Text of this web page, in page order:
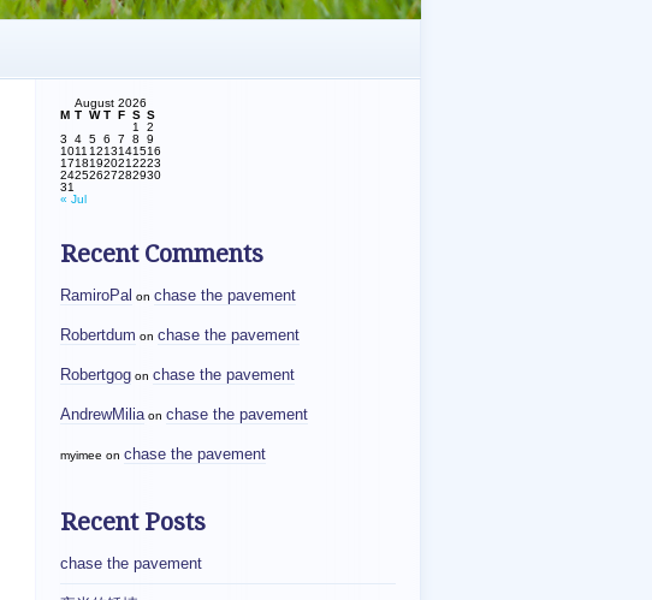
August 2026
M T W T F S S
1
2
3
4 5 6 7 8
9
1011 1213141516
17181920212223
24252627282930
31
« Jul
Recent Comments
RamiroPal on chase the pavement
Robertdum on chase the pavement
Robertgog on chase the pavement
AndrewMilia on chase the pavement
myimee on chase the pavement
Recent Posts
chase the pavement